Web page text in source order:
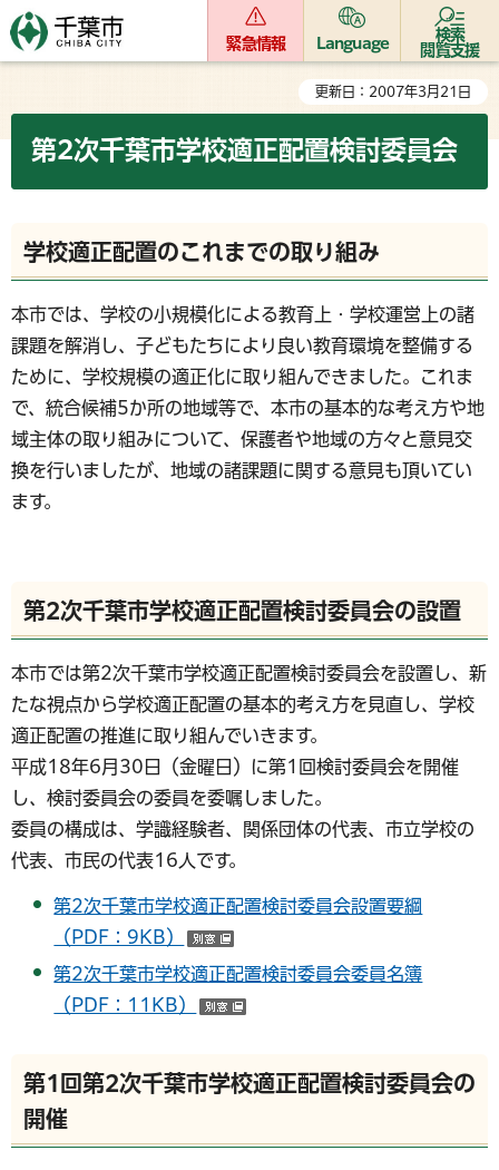
緊急情報 Language
検索
閲覧支援
更新日：2007年3月21日
第2次千葉市学校適正配置検討委員会
学校適正配置のこれまでの取り組み
本市では、学校の小規模化による教育上・学校運営上の諸
課題を解消し、子どもたちにより良い教育環境を整備する
ために、学校規模の適正化に取り組んできました。これま
で、統合候補5か所の地域等で、本市の基本的な考え方や地
域主体の取り組みについて、保護者や地域の方々と意見交
換を行いましたが、地域の諸課題に関する意見も頂いてい
ます。
第2次千葉市学校適正配置検討委員会の設置
本市では第2次千葉市学校適正配置検討委員会を設置し、新
たな視点から学校適正配置の基本的考え方を見直し、学校
適正配置の推進に取り組んでいきます。
平成18年6月30日（金曜日）に第1回検討委員会を開催
し、検討委員会の委員を委嘱しました。
委員の構成は、学識経験者、関係団体の代表、市立学校の
代表、市民の代表16人です。
第2次千葉市学校適正配置検討委員会設置要綱
（PDF：9KB）
第2次千葉市学校適正配置検討委員会委員名簿
（PDF：11KB）
第1回第2次千葉市学校適正配置検討委員会の
開催